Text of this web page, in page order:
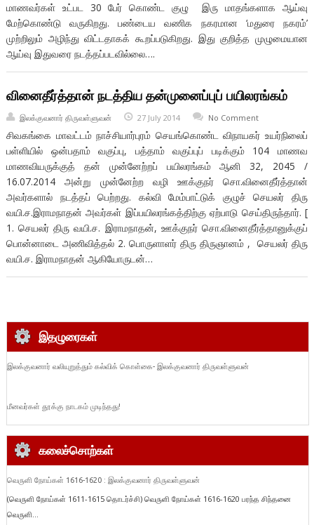
மாணவர்கள் உட்பட 30 பேர் கொண்ட குழு இரு மாதங்களாக ஆய்வு
மேற்கொண்டு வருகிறது. பண்டைய வணிக நகரமான ‘மதுரை நகரம்’
முற்றிலும் அழிந்து விட்டதாகக் கூறப்படுகிறது. இது குறித்த முழுமையான
ஆய்வு இதுவரை நடத்தப்படவில்லை….
வினைதீர்த்தான் நடத்திய தன்முனைப்புப் பயிலரங்கம்
இலக்குவனார் திருவள்ளுவன் 27 July 2014 No Comment
சிவகங்கை மாவட்டம் நாச்சியார்புரம் செயங்கொண்ட விநாயகர் உயர்நிலைப்
பள்ளியில் ஒன்பதாம் வகுப்பு, பத்தாம் வகுப்புப் படிக்கும் 104 மாணவ
மாணவியருக்குத் தன் முன்னேற்றப் பயிலரங்கம் ஆனி 32, 2045 /
16.07.2014 அன்று முன்னேற்ற வழி ஊக்குநர் சொ.வினைதீர்த்தான்
அவர்களால் நடத்தப் பெற்றது. கல்வி மேம்பாட்டுக் குழுச் செயலர் திரு
வயி.ச.இராமநாதன் அவர்கள் இப்பயிலரங்கத்திற்கு ஏற்பாடு செய்திருந்தார். [
1. செயலர் திரு வயி.ச. இராமநாதன், ஊக்குநர் சொ.வினைதீர்த்தானுக்குப்
பொன்னாடை அணிவித்தல் 2. பொருளாளர் திரு திருஞானம் , செயலர் திரு
வயி.ச. இராமநாதன் ஆகியோருடன்…
இதழுரைகள்
இலக்குவனார் வலியுறுத்தும் கல்விக் கொள்கை- இலக்குவனார் திருவள்ளுவன்
மீனவர்கள் தூக்கு நாடகம் முடிந்தது!
கலைச்சொற்கள்
வெருளி நோய்கள் 1616-1620 : இலக்குவனார் திருவள்ளுவன்
(வெருளி நோய்கள் 1611-1615 தொடர்ச்சி) வெருளி நோய்கள் 1616-1620 பரந்த சிந்தனை
வெருளி...